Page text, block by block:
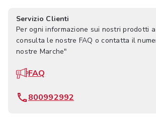
Servizio Clienti
Per ogni informazione sui nostri prodotti
consulta le nostre FAQ o contatta il
nostre Marche"
FAQ
800992992